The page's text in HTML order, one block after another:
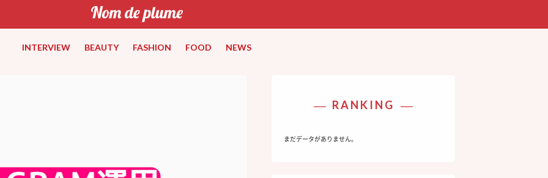
INTERVIEW BEAUTY FASHION FOOD NEWS
RANKING
まだデータがありません。